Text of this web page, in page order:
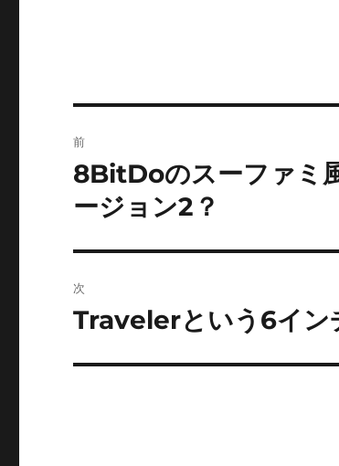
稿
ナ
ゲ
ー
前
前
稿:
8BitDoのスーファミ
ージョン2？
次
次
投
Travelerという6イン